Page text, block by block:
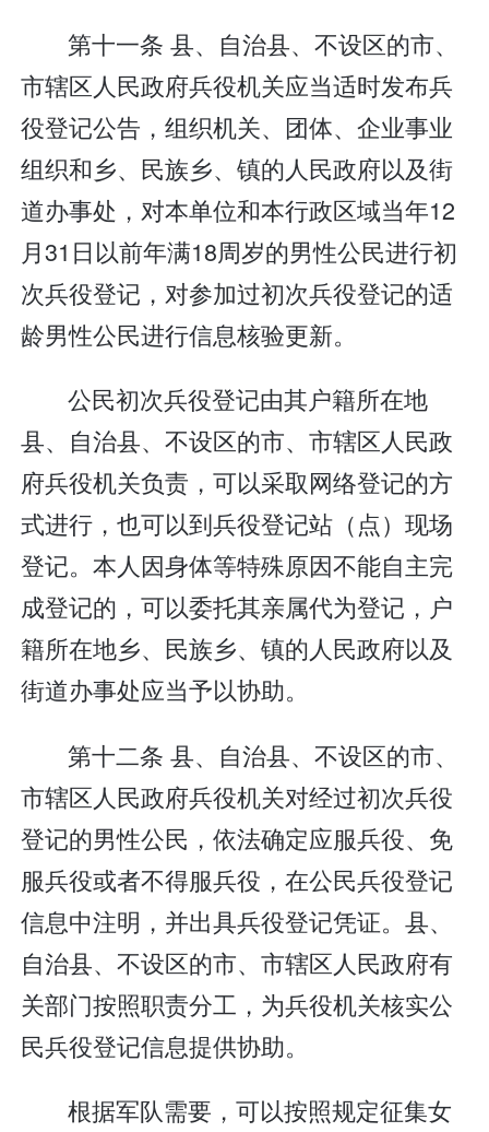
第十一条 县、自治县、不设区的市、
市辖区人民政府兵役机关应当适时发布兵
役登记公告，组织机关、团体、企业事业
组织和乡、民族乡、镇的人民政府以及街
道办事处，对本单位和本行政区域当年12
月31日以前年满18周岁的男性公民进行初
次兵役登记，对参加过初次兵役登记的适
龄男性公民进行信息核验更新。
公民初次兵役登记由其户籍所在地
县、自治县、不设区的市、市辖区人民政
府兵役机关负责，可以采取网络登记的方
式进行，也可以到兵役登记站（点）现场
登记。本人因身体等特殊原因不能自主完
成登记的，可以委托其亲属代为登记，户
籍所在地乡、民族乡、镇的人民政府以及
街道办事处应当予以协助。
第十二条 县、自治县、不设区的市、
市辖区人民政府兵役机关对经过初次兵役
登记的男性公民，依法确定应服兵役、免
服兵役或者不得服兵役，在公民兵役登记
信息中注明，并出具兵役登记凭证。县、
自治县、不设区的市、市辖区人民政府有
关部门按照职责分工，为兵役机关核实公
民兵役登记信息提供协助。
根据军队需要，可以按照规定征集女